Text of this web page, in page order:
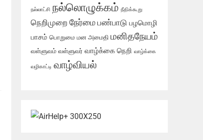
நல்லாட்சி நல்லொழுக்கம் நீதிக்கூறு
நெறிமுறை நேர்மை பண்பாடு பழமொழி
பாசம் பொறுமை மன அமைதி மனிதநேயம்
வள்ளுவம் வள்ளுவர் வாழ்க்கை நெறி வாழ்க்கை
வழிகாட்டி வாழ்வியல்